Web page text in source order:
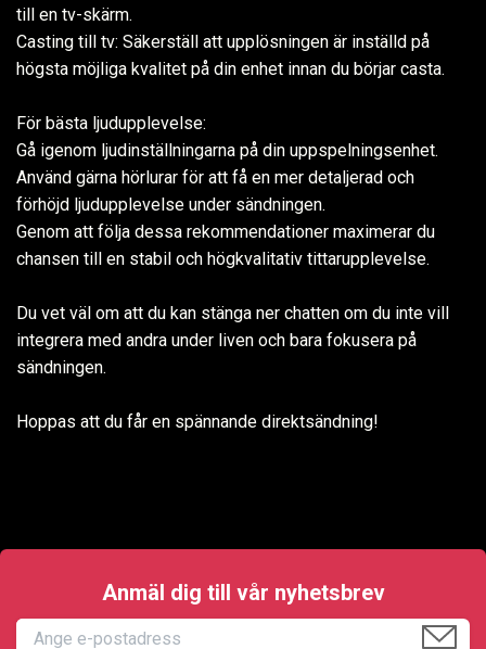
till en tv-skärm.
Casting till tv: Säkerställ att upplösningen är inställd på
högsta möjliga kvalitet på din enhet innan du börjar casta.
För bästa ljudupplevelse:
Gå igenom ljudinställningarna på din uppspelningsenhet.
Använd gärna hörlurar för att få en mer detaljerad och
förhöjd ljudupplevelse under sändningen.
Genom att följa dessa rekommendationer maximerar du
chansen till en stabil och högkvalitativ tittarupplevelse.
Du vet väl om att du kan stänga ner chatten om du inte vill
integrera med andra under liven och bara fokusera på
sändningen.
Hoppas att du får en spännande direktsändning!
Anmäl dig till vår nyhetsbrev